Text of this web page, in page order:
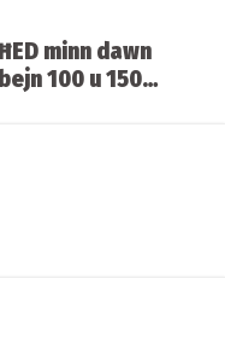
minn dawn
100 u 150